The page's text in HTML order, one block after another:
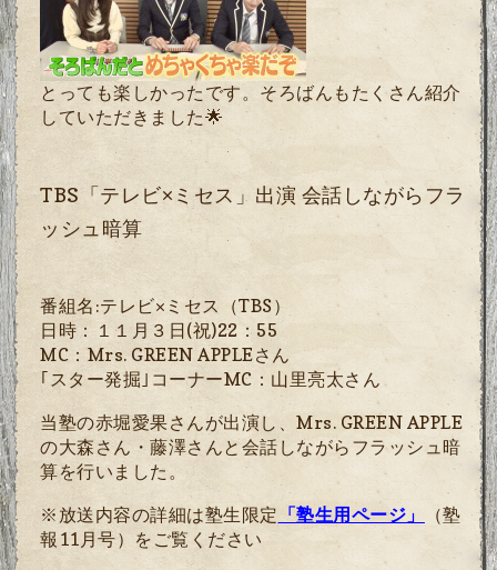
とっても楽しかったです。そろばんもたくさん紹介
していただきました🌟
TBS「テレビ×ミセス」出演 会話しながらフラ
ッシュ暗算
番組名 :テレビ×ミセス（TBS）
日時：１１月３日(祝)22 ： 55
MC ： Mrs. GREEN APPLEさん
｢スター発掘｣コーナーMC ：山里亮太さん
当塾の赤堀愛果さんが出演し、Mrs. GREEN APPLE
の大森さん・藤澤さんと会話しながらフラッシュ暗
算を行いました。
※放送内容の詳細は塾生限定 「塾生用ページ」
（塾
報11月号）をご覧ください